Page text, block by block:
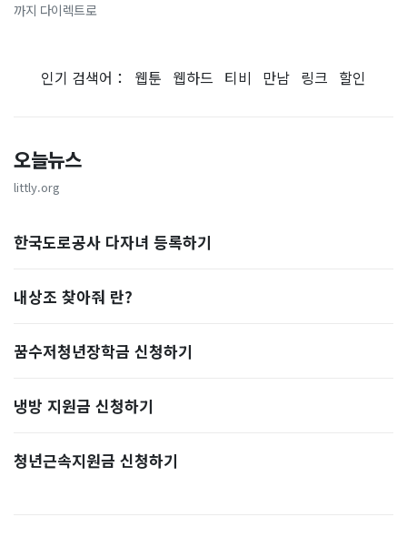
까지 다이렉트로
인기 검색어： 웹툰 웹하드 티비 만남 링크 할인
오늘뉴스
littly.org
한국도로공사 다자녀 등록하기
내상조 찾아줘 란?
꿈수저청년장학금 신청하기
냉방 지원금 신청하기
청년근속지원금 신청하기